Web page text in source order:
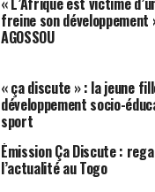
freine son développement
AGOSSOU
« ça discute » : la jeune
développement socio-
sport
Émission Ça Discute :
l’actualité au Togo